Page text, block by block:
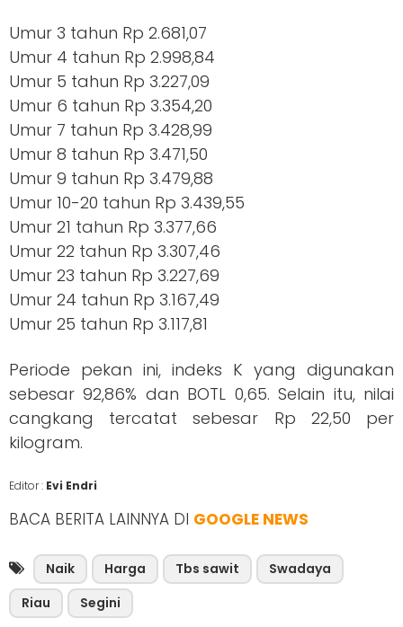
Umur 3 tahun Rp 2.681,07
Umur 4 tahun Rp 2.998,84
Umur 5 tahun Rp 3.227,09
Umur 6 tahun Rp 3.354,20
Umur 7 tahun Rp 3.428,99
Umur 8 tahun Rp 3.471,50
Umur 9 tahun Rp 3.479,88
Umur 10-20 tahun Rp 3.439,55
Umur 21 tahun Rp 3.377,66
Umur 22 tahun Rp 3.307,46
Umur 23 tahun Rp 3.227,69
Umur 24 tahun Rp 3.167,49
Umur 25 tahun Rp 3.117,81
Periode pekan ini, indeks K yang digunakan
sebesar 92,86% dan BOTL 0,65. Selain itu, nilai
cangkang tercatat sebesar Rp 22,50 per
kilogram.
Editor : Evi Endri
BACA BERITA LAINNYA DI GOOGLE NEWS
Naik Harga Tbs sawit
Swadaya
Riau
Segini